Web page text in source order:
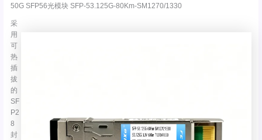
50G SFP56光模块 SFP-53.125G-80Km-SM1270/1330
采
用
可
热
插
拔
的
SF
P2
8
封